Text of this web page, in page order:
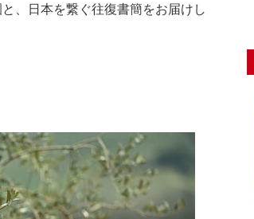
、日本を繋ぐ往復書簡をお届けし